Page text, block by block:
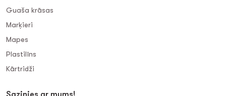
Guaša krāsas
Marķieri
Mapes
Plastilīns
Kārtridži